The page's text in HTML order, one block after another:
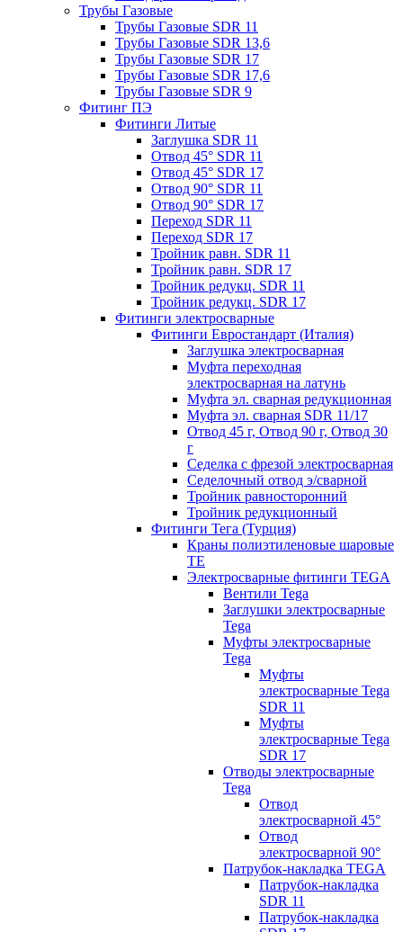
Трубы Газовые
Трубы Газовые SDR 11
Трубы Газовые SDR 13,6
Трубы Газовые SDR 17
Трубы Газовые SDR 17,6
Трубы Газовые SDR 9
Фитинг ПЭ
Фитинги Литые
Заглушка SDR 11
Отвод 45° SDR 11
Отвод 45° SDR 17
Отвод 90° SDR 11
Отвод 90° SDR 17
Переход SDR 11
Переход SDR 17
Тройник равн. SDR 11
Тройник равн. SDR 17
Тройник редукц. SDR 11
Тройник редукц. SDR 17
Фитинги электросварные
Фитинги Евростандарт (Италия)
Заглушка электросварная
Муфта переходная
электросварная на латунь
Муфта эл. cварная редукционная
Муфта эл. сварная SDR 11/17
Отвод 45 г, Отвод 90 г, Отвод 30
г
Седелка с фрезой электросварная
Седелочный отвод э/сварной
Тройник равносторонний
Тройник редукционный
Фитинги Тега (Турция)
Краны полиэтиленовые шаровые
TE
Электросварные фитинги TEGA
Вентили Tega
Заглушки электросварные
Tega
Муфты электросварные
Tega
Муфты
электросварные Tega
SDR 11
Муфты
электросварные Tega
SDR 17
Отводы электросварные
Tega
Отвод
электросварной 45°
Отвод
электросварной 90°
Патрубок-накладка TEGA
Патрубок-накладка
SDR 11
Патрубок-накладка